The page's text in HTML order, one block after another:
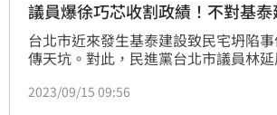
議員爆徐巧芯收割政績！不對基
台北市近來發生基泰建設致民宅坍陷
傳天坑。對此，民進黨台北市議員林
府已經承諾民眾的事情收割成自己的政
2023/09/15 09:56